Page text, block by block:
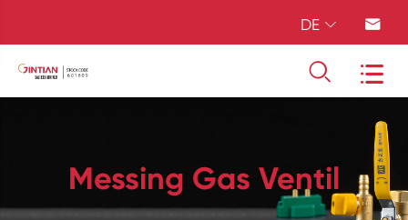
DE  
 
Messing Gas Ventil